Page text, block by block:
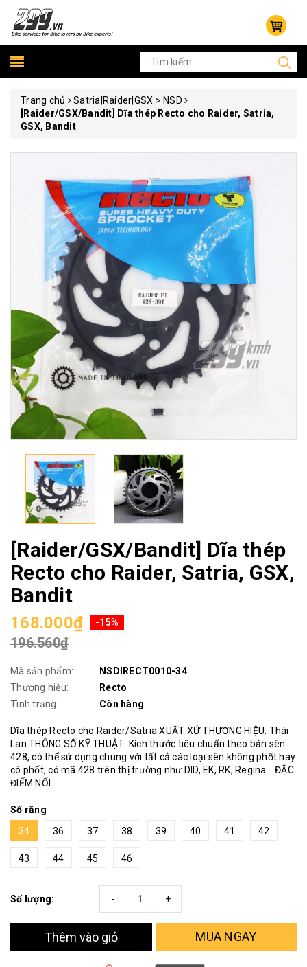
Trang chủ
Satria|Raider|GSX > NSD
[Raider/GSX/Bandit] Dĩa thép Recto cho Raider, Satria,
GSX, Bandit
[Raider/GSX/Bandit] Dĩa thép
Recto cho Raider, Satria, GSX,
Bandit
168.000₫ -15%
196.560₫
Mã sản phẩm:
NSDIRECT0010-34
Thương hiệu:
Recto
Tình trạng:
Còn hàng
Dĩa thép Recto cho Raider/Satria XUẤT XỨ THƯƠNG HIỆU: Thái
Lan THÔNG SỐ KỸ THUẬT: Kích thước tiêu chuẩn theo bản sên
428, có thể sử dụng chung với tất cả các loại sên không phốt hay
có phốt, có mã 428 trên thị trường như DID, EK, RK, Regina… ĐẶC
ĐIỂM NỔI...
Số răng
34
36 37 38 39 40 41 42
43 44 45 46
Số lượng: +
-
Thêm vào giỏ MUA NGAY